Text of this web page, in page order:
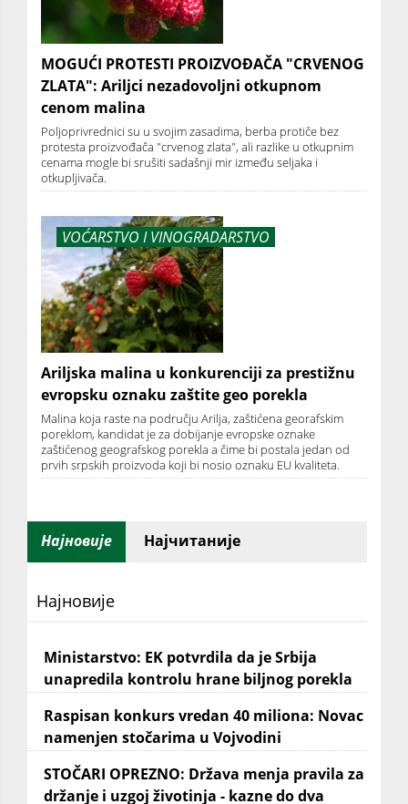
MOGUĆI PROTESTI PROIZVOĐAČA "CRVENOG
ZLATA": Ariljci nezadovoljni otkupnom
cenom malina
Poljoprivrednici su u svojim zasadima, berba protiče bez
protesta proizvođača "crvenog zlata", ali razlike u otkupnim
cenama mogle bi srušiti sadašnji mir između seljaka i
otkupljivača.
VOĆARSTVO I VINOGRADARSTVO
Ariljska malina u konkurenciji za prestižnu
evropsku oznaku zaštite geo porekla
Malina koja raste na području Arilja, zaštićena georafskim
poreklom, kandidat je za dobijanje evropske oznake
zaštićenog geografskog porekla a čime bi postala jedan od
prvih srpskih proizvoda koji bi nosio oznaku EU kvaliteta.
Најновије Најчитаније
Најновије
Ministarstvo: EK potvrdila da je Srbija
unapredila kontrolu hrane biljnog porekla
Raspisan konkurs vredan 40 miliona: Novac
namenjen stočarima u Vojvodini
STOČARI OPREZNO: Država menja pravila za
držanje i uzgoj životinja - kazne do dva